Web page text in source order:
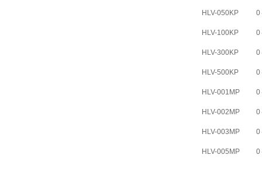
HLV-050KP 0
HLV-100KP 0
HLV-300KP 0
HLV-500KP 0
HLV-001MP 0
HLV-002MP 0
HLV-003MP 0
HLV-005MP 0